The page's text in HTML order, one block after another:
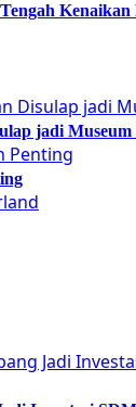
Kenaikan
jadi